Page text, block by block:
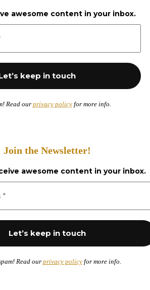
awesome content in your inbox.
Read our privacy policyfor more info.
Join the Newsletter!
awesome content in your inbox.
Read our privacy policyfor more info.